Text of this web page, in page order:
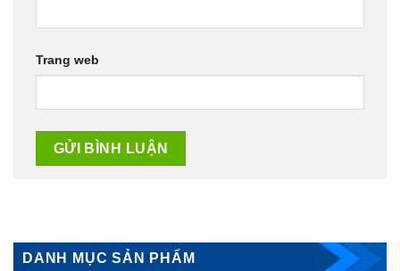
Trang web
DANH MỤC SẢN PHẨM